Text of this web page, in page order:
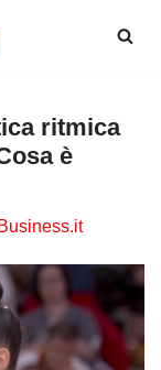
ritmica
è